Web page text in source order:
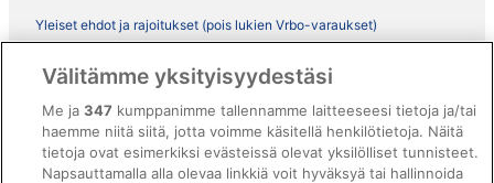
Yleiset ehdot ja rajoitukset (pois lukien Vrbo-varaukset)
ebookers BONUS+ -ohjelman ehdot
Oikeudelliset tiedot / ota meihin yhteyttä
Välitämme yksityisyydestäsi
Me ja347 kumppanimme tallennamme laitteeseesi tietoja ja/tai
haemme niitä siitä, jotta voimme käsitellä henkilötietoja. Näitä
tietoja ovat esimerkiksi evästeissä olevat yksilölliset tunnisteet.
Napsauttamalla alla olevaa linkkiä voit hyväksyä tai hallinnoida